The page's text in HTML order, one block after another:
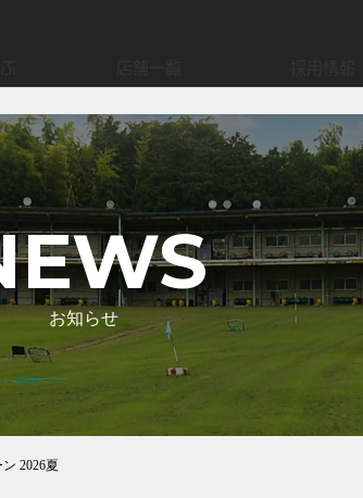
お知らせ
2026夏